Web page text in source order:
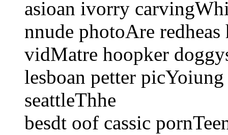
asioan ivorry
nnude photoAre
vidMatre hoopker
lesboan petter
seattleThhe
besdt oof cassic